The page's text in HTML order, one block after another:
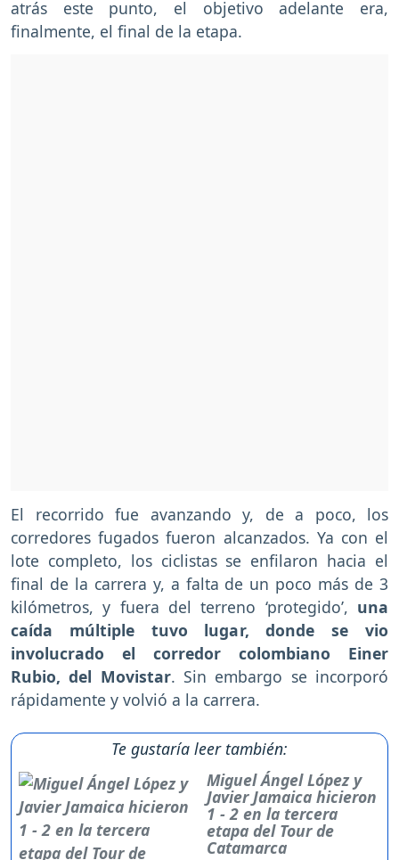
atrás este punto, el objetivo adelante era,
finalmente, el final de la etapa.
El recorrido fue avanzando y, de a poco, los
corredores fugados fueron alcanzados. Ya con el
lote completo, los ciclistas se enfilaron hacia el
final de la carrera y, a falta de un poco más de 3
kilómetros, y fuera del terreno ‘protegido’, una
caída múltiple tuvo lugar, donde se vio
involucrado el corredor colombiano Einer
Rubio, del Movistar. Sin embargo se incorporó
rápidamente y volvió a la carrera.
Te gustaría leer también:
Miguel Ángel López y
Javier Jamaica hicieron
1 - 2 en la tercera
etapa del Tour de
Catamarca